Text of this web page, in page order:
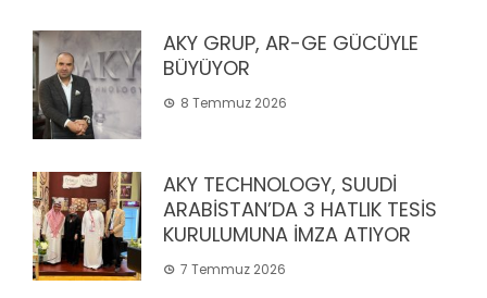
AKY GRUP, AR-GE GÜCÜYLE
BÜYÜYOR
8 Temmuz 2026
AKY TECHNOLOGY, SUUDİ
ARABİSTAN’DA 3 HATLIK TESİS
KURULUMUNA İMZA ATIYOR
7 Temmuz 2026